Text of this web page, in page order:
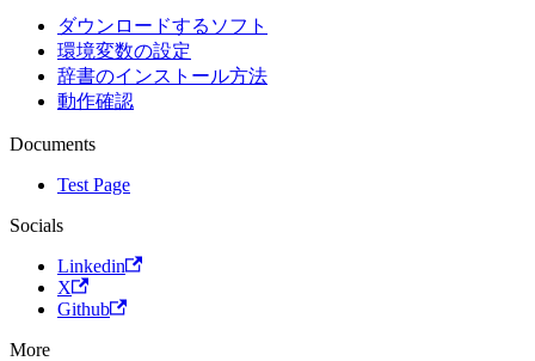
ダウンロードするソフト
環境変数の設定
辞書のインストール方法
動作確認
Documents
Test Page
Socials
Linkedin
X
Github
More